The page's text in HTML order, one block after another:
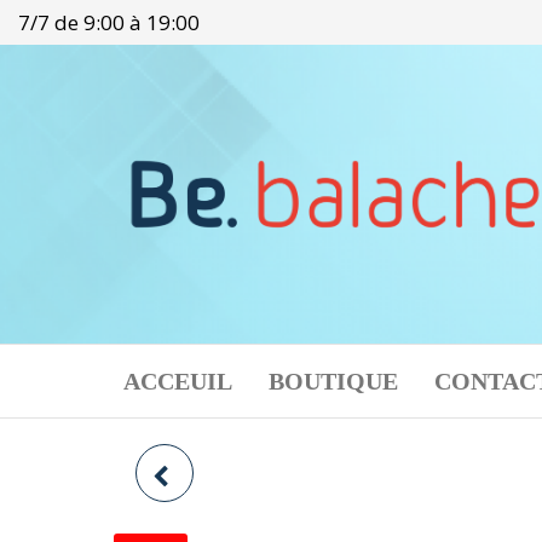
Aller
au
7/7 de 9:00 à 19:00
ACCEUIL BOUTIQUE